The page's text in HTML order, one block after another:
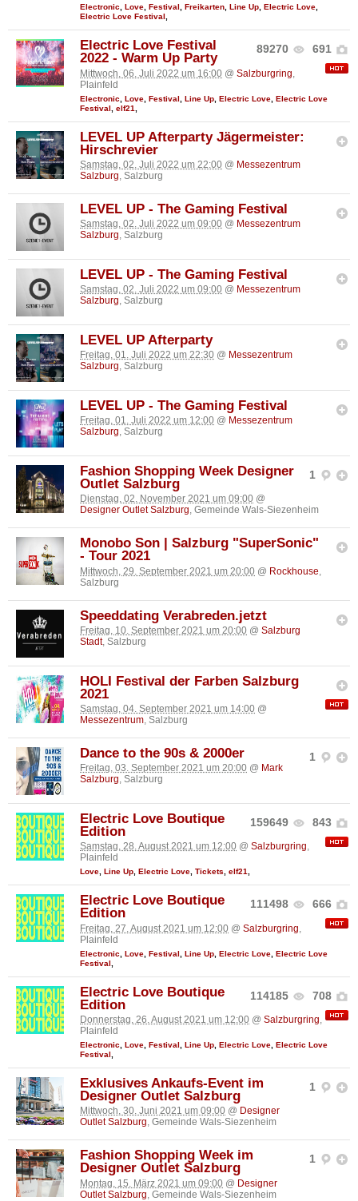
Electronic, Love, Festival, Freikarten, Line Up, Electric Love,
Electric Love Festival,
89270 691
Electric Love Festival
2022 - Warm Up Party
Mittwoch, 06. Juli 2022 um 16:00 @ Salzburgring
Plainfeld
Electronic Love Festival Line Up Electric Love Electric Love
Festival
elf21
LEVEL UP Afterparty Jägermeister:
Hirschrevier
Samstag, 02. Juli 2022 um 22:00 @ Messezentrum
Salzburg, Salzburg
LEVEL UP - The Gaming Festival
Samstag, 02. Juli 2022 um 09:00 @ Messezentrum
Salzburg, Salzburg
LEVEL UP - The Gaming Festival
Samstag, 02. Juli 2022 um 09:00 @ Messezentrum
Salzburg, Salzburg
LEVEL UP Afterparty
Freitag, 01. Juli 2022 um 22:30 @ Messezentrum
Salzburg, Salzburg
LEVEL UP - The Gaming Festival
Freitag, 01. Juli 2022 um 12:00 @ Messezentrum
Salzburg, Salzburg
1
Fashion Shopping Week Designer
Outlet Salzburg
Dienstag, 02. November 2021 um 09:00 @
Designer Outlet Salzburg, Gemeinde Wals-Siezenheim
Monobo Son | Salzburg "SuperSonic"
- Tour 2021
Mittwoch, 29. September 2021 um 20:00 @ Rockhouse
Salzburg
Speeddating Verabreden.jetzt
Freitag, 10. September 2021 um 20:00 @ Salzburg
Stadt, Salzburg
HOLI Festival der Farben Salzburg
2021
Samstag, 04. September 2021 um 14:00 @
Messezentrum, Salzburg
1
Dance to the 90s & 2000er
Freitag, 03. September 2021 um 20:00 @ Mark
Salzburg, Salzburg
159649 843
Electric Love Boutique
Edition
Samstag, 28. August 2021 um 12:00 @ Salzburgring,
Plainfeld
Love, Line Up, Electric Love, Tickets, elf21,
111498 666
Electric Love Boutique
Edition
Freitag, 27. August 2021 um 12:00 @ Salzburgring
Plainfeld
Electronic Love Festival Line Up Electric Love Electric Love
Festival
114185 708
Electric Love Boutique
Edition
Donnerstag, 26. August 2021 um 12:00 @ Salzburgring,
Plainfeld
Electronic Love Festival Line Up Electric Love Electric Love
Festival
1
Exklusives Ankaufs-Event im
Designer Outlet Salzburg
Mittwoch, 30. Juni 2021 um 09:00 @ Designer
Outlet Salzburg, Gemeinde Wals-Siezenheim
1
Fashion Shopping Week im
Designer Outlet Salzburg
Montag, 15. März 2021 um 09:00 @ Designer
Outlet Salzburg, Gemeinde Wals-Siezenheim